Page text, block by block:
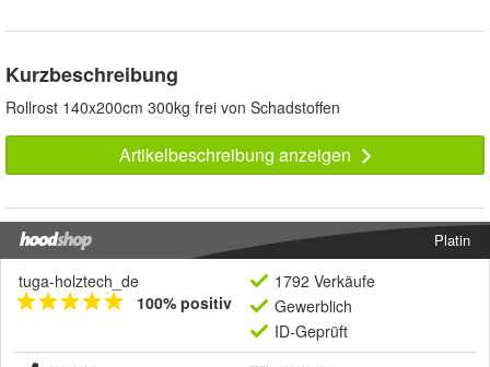
Kurzbeschreibung
Rollrost 140x200cm 300kg frei von Schadstoffen
Artikelbeschreibung anzeigen
Platin
tuga-holztech_de
100% positiv
1792 Verkäufe
Gewerblich
ID-Geprüft